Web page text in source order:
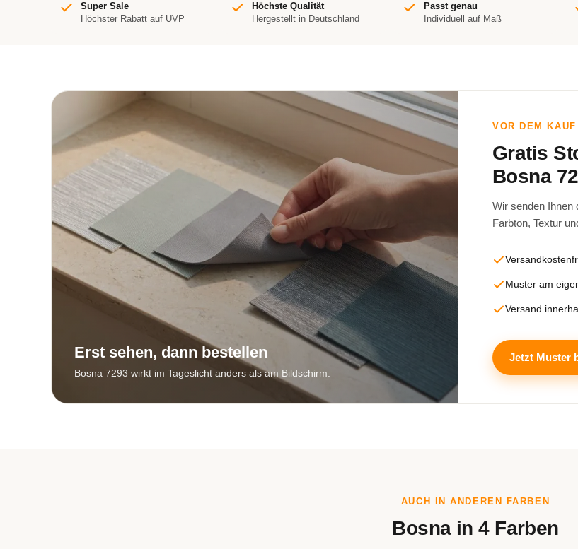
Super Sale
Höchster Rabatt auf UVP
Höchste Qualität
Hergestellt in Deutschland
Passt genau
Individuell auf Maß
Erst sehen, dann bestellen
Bosna 7293 wirkt im Tageslicht anders als am Bildschirm.
VOR DEM KAUF
Gratis
Bosna
Wir senden Ihnen
Farbton, Textur
Muster am
Versand
Jetzt Muster
AUCH IN ANDEREN FARBEN
Bosna in 4 Farben